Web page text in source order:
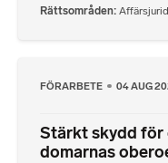
Rättsområden
FÖRARBETE 04 AUG
Stärkt skydd för
domarnas